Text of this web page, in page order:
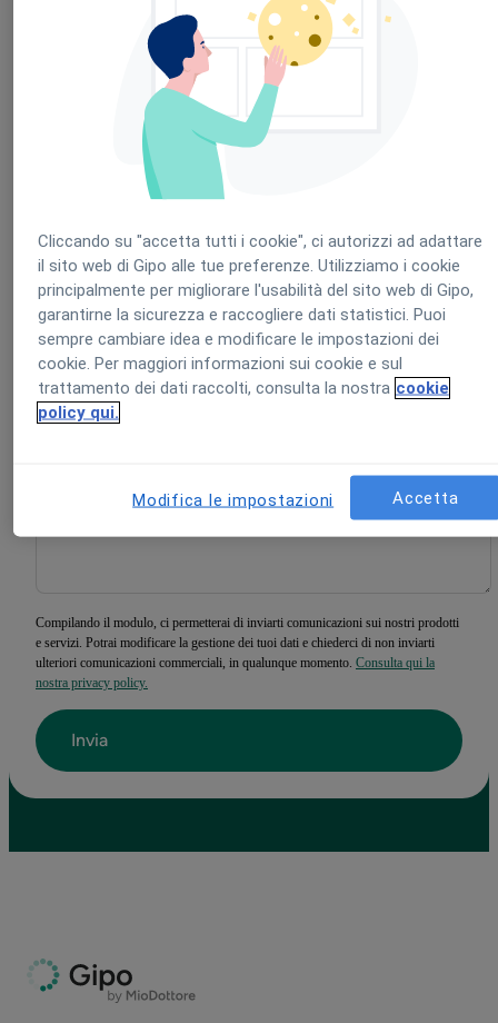
Cellulare*
Come possiamo aiutarti?
Specifica la tua richiesta*
Compilando il modulo, ci permetterai di inviarti comunicazioni sui nostri prodotti
e servizi. Potrai modificare la gestione dei tuoi dati e chiederci di non inviarti
ulteriori comunicazioni commerciali, in qualunque momento. Consulta qui la
nostra privacy policy.
Cliccando su "accetta tutti i cookie", ci autorizzi ad adattare
il sito web di Gipo alle tue preferenze. Utilizziamo i cookie
principalmente per migliorare l'usabilità del sito web di Gipo,
garantirne la sicurezza e raccogliere dati statistici. Puoi
sempre cambiare idea e modificare le impostazioni dei
cookie. Per maggiori informazioni sui cookie e sul
trattamento dei dati raccolti, consulta la nostra cookie
policy qui.
Modifica le impostazioni Accetta